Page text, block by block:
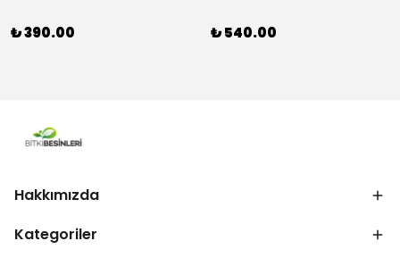
₺ 390.00 ₺ 540.00
Hakkımızda
Kategoriler